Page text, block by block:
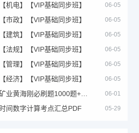
机电】【VIP基础同步班】 06-05
市政】【VIP基础同步班】 06-05
建筑】【VIP基础同步班】 06-05
法规】【VIP基础同步班】 06-05
管理】【VIP基础同步班】 06-05
经济】【VIP基础同步班】 06-05
06-01
间数字计算考点汇总PDF 05-29